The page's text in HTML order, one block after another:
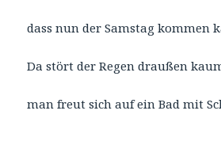
dass nun der Samstag kommen
Da stört der Regen draußen
man freut sich auf ein Bad mit